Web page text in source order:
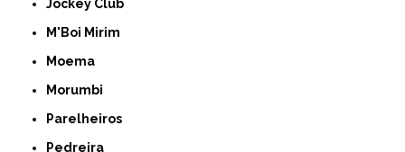
Jockey Club
M'Boi Mirim
Moema
Morumbi
Parelheiros
Pedreira